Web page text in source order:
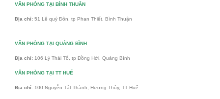
VĂN PHÒNG TẠI BÌNH THUÂN
Địa chỉ: 51 Lê quý Đôn, tp Phan Thiết, Bình Thuận
VĂN PHÒNG TẠI QUẢNG BÌNH
Địa chỉ: 106 Lý Thái Tổ, tp Đồng Hới, Quảng Bình
VĂN PHÒNG TẠI TT HUẾ
Địa chỉ: 100 Nguyễn Tất Thành, Hương Thủy, TT Huế